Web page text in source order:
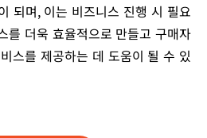
되며, 이는 비즈니스 진행 시 필요
를 더욱 효율적으로 만들고 구매자
스를 제공하는 데 도움이 될 수 있